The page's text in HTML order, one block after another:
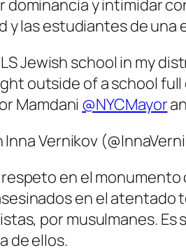
dominancia y intimidar
y las estudiantes de una
Jewish school in my
outside of a school full
Mamdani @NYCMayor
Vernikov
en el monumento
en el atentado
por musulmanes.
de ellos.